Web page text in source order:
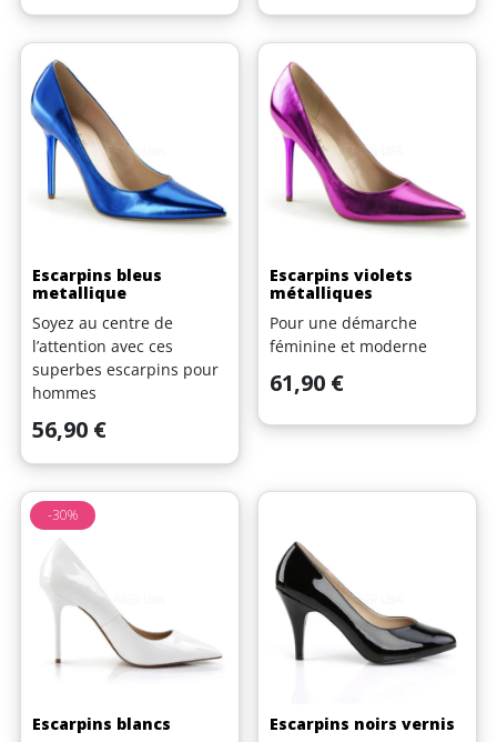
Escarpins bleus
metallique
Soyez au centre de
l’attention avec ces
superbes escarpins pour
hommes
Prix
56,90 €
Escarpins violets
métalliques
Pour une démarche
féminine et moderne
Prix
61,90 €
Escarpins blancs
-30%
Escarpins noirs vernis